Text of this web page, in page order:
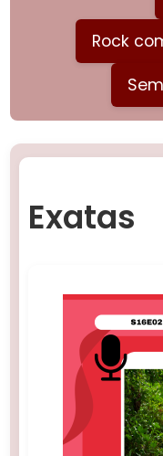
Rock
Exatas